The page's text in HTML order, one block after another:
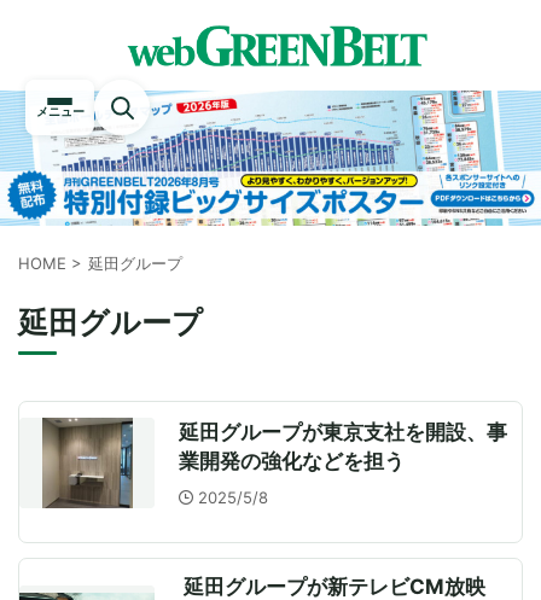
メニュー
HOME > 延田グループ
延田グループ
延田グループが東京支社を開設、事
業開発の強化などを担う
2025/5/8
延田グループが新テレビCM放映